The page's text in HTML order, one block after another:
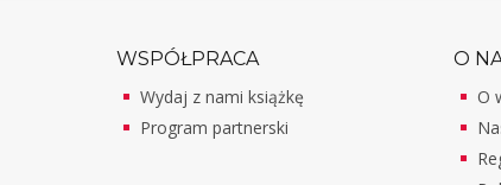
WSPÓŁPRACA
Wydaj z nami książkę
Program partnerski
O
O